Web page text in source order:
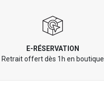
E-RÉSERVATION
Retrait offert dès 1h en boutique